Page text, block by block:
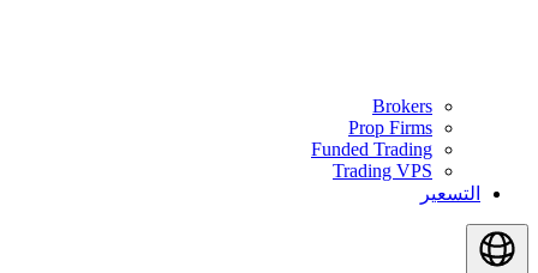
Brokers
Prop Firms
Funded Trading
Trading VPS
التسعير